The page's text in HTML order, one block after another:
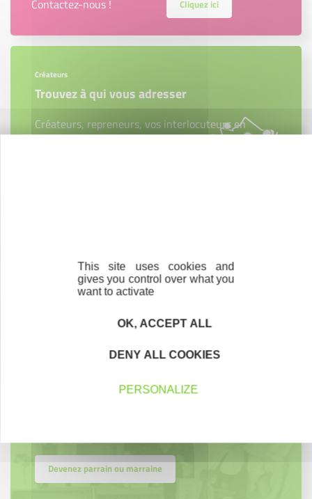
Contactez-nous ! Cliquez ici
Créateurs
Trouvez à qui vous adresser
Créateurs, repreneurs, vos interlocuteurs en
Nous les avons accompagnés dans leur
projet entrepreneurial
Découvrez qui ils sont !
Devenez parrain ou marraine
This site uses cookies and
gives you control over what you
want to activate
OK, ACCEPT ALL
DENY ALL COOKIES
PERSONALIZE